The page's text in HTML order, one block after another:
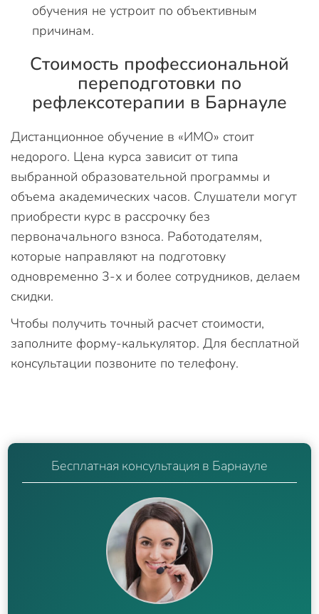
обучения не устроит по объективным
причинам.
Стоимость профессиональной
переподготовки по
рефлексотерапии в Барнауле
Дистанционное обучение в «ИМО» стоит
недорого. Цена курса зависит от типа
выбранной образовательной программы и
объема академических часов. Слушатели могут
приобрести курс в рассрочку без
первоначального взноса. Работодателям,
которые направляют на подготовку
одновременно 3-х и более сотрудников, делаем
скидки.
Чтобы получить точный расчет стоимости,
заполните форму-калькулятор. Для бесплатной
консультации позвоните по телефону.
Бесплатная консультация в Барнауле